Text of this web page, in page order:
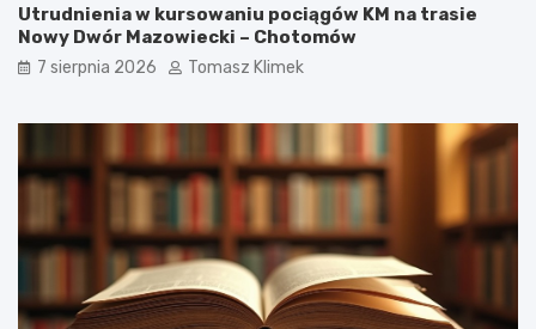
Utrudnienia w kursowaniu pociągów KM na trasie
Nowy Dwór Mazowiecki – Chotomów
7 sierpnia 2026 Tomasz Klimek